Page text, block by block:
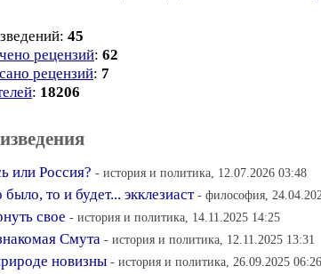
45
рецензий: 62
рецензий: 7
: 18206
или Россия? - история и политика, 12.07.2026 03:48
было, то и будет... экклезиаст - философия,
свое - история и политика, 14.11.2025 14:25
Смута - история и политика, 12.11.2025 13:31
новизны - история и политика, 26.09.2025 06:26